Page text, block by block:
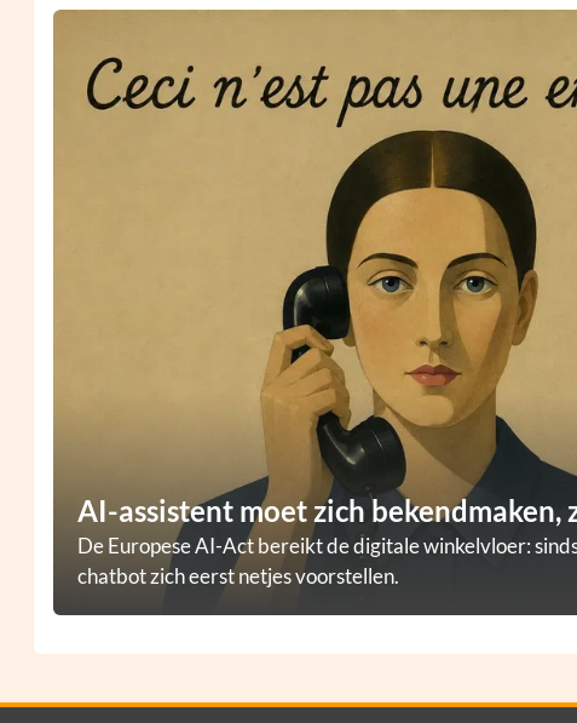
AI-assistent moet zich bekendmaken,
De Europese AI-Act bereikt de digitale winkelvloer:
chatbot zich eerst netjes voorstellen.